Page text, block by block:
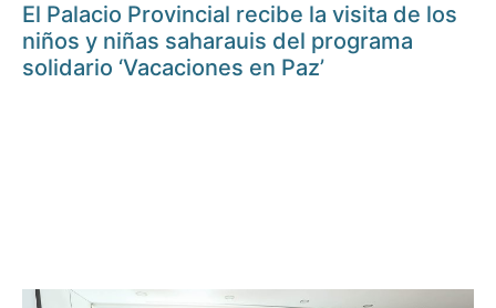
El Palacio Provincial recibe la visita de los
niños y niñas saharauis del programa
solidario ‘Vacaciones en Paz’